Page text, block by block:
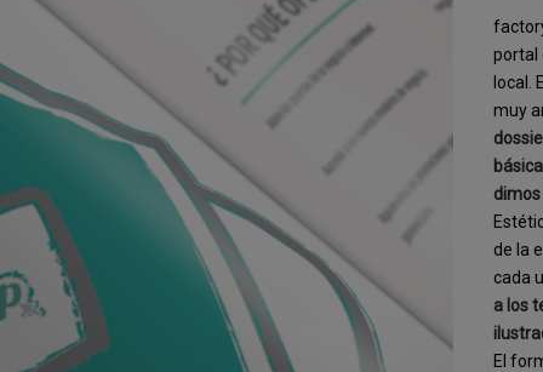
portal
local.
muy
de la
cada
a los
El